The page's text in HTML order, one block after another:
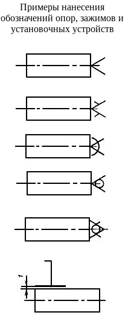
Примеры нанесения
обозначений опор, зажимов и
установочных устройств